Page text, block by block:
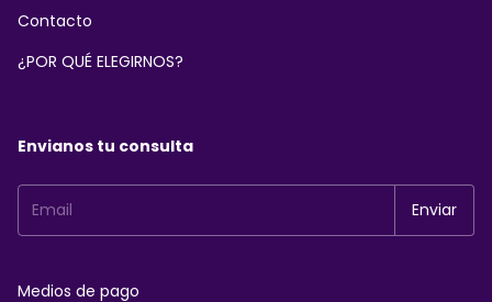
Contacto
¿POR QUÉ ELEGIRNOS?
Envianos tu consulta
Medios de pago